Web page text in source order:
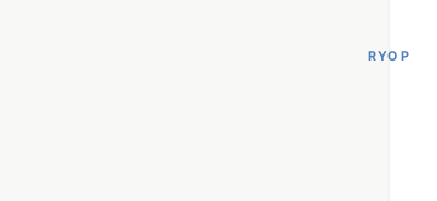
RYO P